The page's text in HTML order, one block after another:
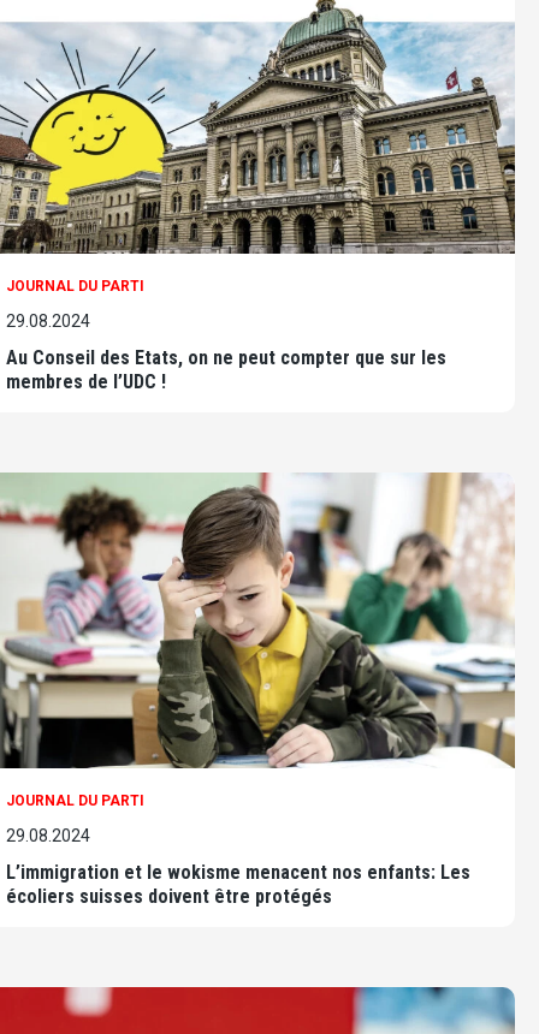
JOURNAL DU PARTI
29.08.2024
Au Conseil des Etats, on ne peut compter que sur les
membres de l’UDC !
JOURNAL DU PARTI
29.08.2024
L’immigration et le wokisme menacent nos enfants: Les
écoliers suisses doivent être protégés